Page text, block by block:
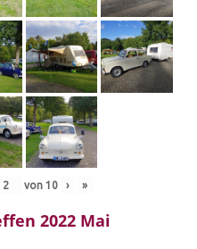
von 10 › »
2022 Mai